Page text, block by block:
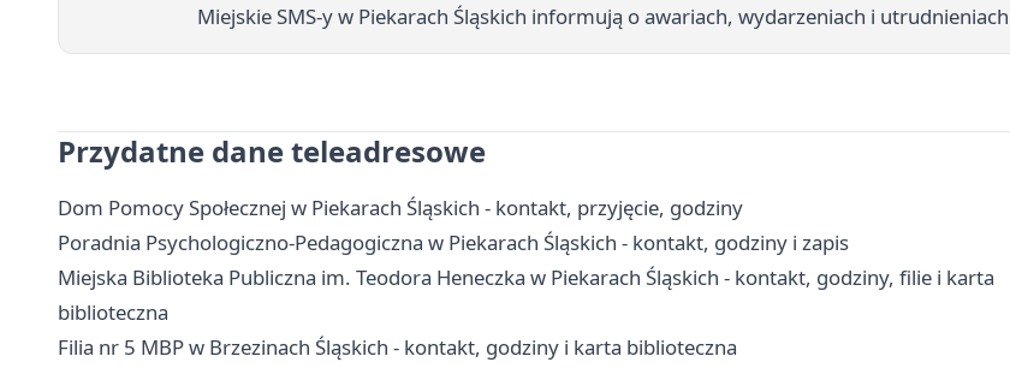
Miejskie SMS-y w Piekarach Śląskich informują o awariach, wydarzeniach i utrudnieniach
Przydatne dane teleadresowe
Dom Pomocy Społecznej w Piekarach Śląskich - kontakt, przyjęcie, godziny
Poradnia Psychologiczno-Pedagogiczna w Piekarach Śląskich - kontakt, godziny i zapis
Miejska Biblioteka Publiczna im. Teodora Heneczka w Piekarach Śląskich - kontakt, godziny, filie i karta
biblioteczna
Filia nr 5 MBP w Brzezinach Śląskich - kontakt, godziny i karta biblioteczna